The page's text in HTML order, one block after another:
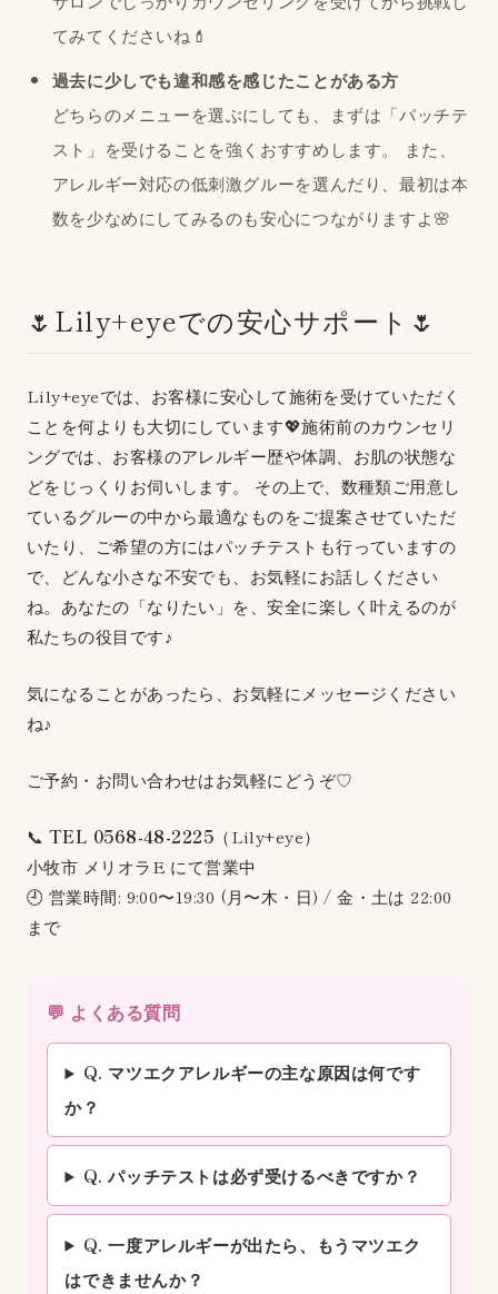
てみてくださいね💄
過去に少しでも違和感を感じたことがある方
どちらのメニューを選ぶにしても、まずは「パッチテ
スト」を受けることを強くおすすめします。 また、
アレルギー対応の低刺激グルーを選んだり、最初は本
数を少なめにしてみるのも安心につながりますよ🌸
🌷Lily+eyeでの安心サポート🌷
Lily+eyeでは、お客様に安心して施術を受けていただく
ことを何よりも大切にしています💖施術前のカウンセリ
ングでは、お客様のアレルギー歴や体調、お肌の状態な
どをじっくりお伺いします。 その上で、数種類ご用意し
ているグルーの中から最適なものをご提案させていただ
いたり、ご希望の方にはパッチテストも行っていますの
で、どんな小さな不安でも、お気軽にお話しください
ね。あなたの「なりたい」を、安全に楽しく叶えるのが
私たちの役目です♪
気になることがあったら、お気軽にメッセージください
ね♪
ご予約・お問い合わせはお気軽にどうぞ♡
📞 TEL 0568-48-2225 （Lily+eye）
小牧市 メリオラE にて営業中
🕘 営業時間: 9:00〜19:30 (月〜木・日) / 金・土は 22:00
まで
💬 よくある質問
Q. マツエクアレルギーの主な原因は何です
か？
Q. パッチテストは必ず受けるべきですか？
Q. 一度アレルギーが出たら、もうマツエク
はできませんか？